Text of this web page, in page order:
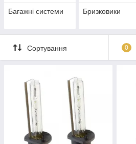
Багажні системи Бризковики
Сортування 0